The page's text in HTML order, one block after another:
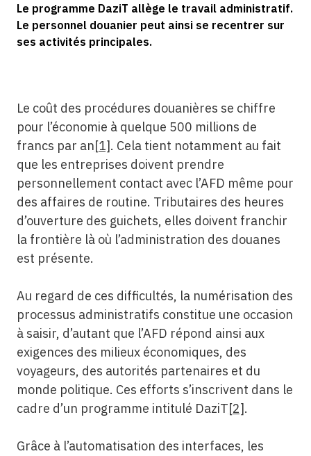
Le programme DaziT allège le travail administratif.
Le personnel douanier peut ainsi se recentrer sur
ses activités principales.
Le coût des procédures douanières se chiffre
pour l’économie à quelque 500 millions de
francs par an[1]. Cela tient notamment au fait
que les entreprises doivent prendre
personnellement contact avec l’AFD même pour
des affaires de routine. Tributaires des heures
d’ouverture des guichets, elles doivent franchir
la frontière là où l’administration des douanes
est présente.
Au regard de ces difficultés, la numérisation des
processus administratifs constitue une occasion
à saisir, d’autant que l’AFD répond ainsi aux
exigences des milieux économiques, des
voyageurs, des autorités partenaires et du
monde politique. Ces efforts s’inscrivent dans le
cadre d’un programme intitulé DaziT[2].
Grâce à l’automatisation des interfaces, les